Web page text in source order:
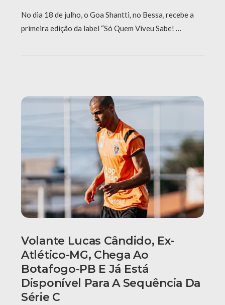
No dia 18 de julho, o Goa Shantti, no Bessa, recebe a
primeira edição da label “Só Quem Viveu Sabe! …
Volante Lucas Cândido, Ex-
Atlético-MG, Chega Ao
Botafogo-PB E Já Está
Disponível Para A Sequência Da
Série C